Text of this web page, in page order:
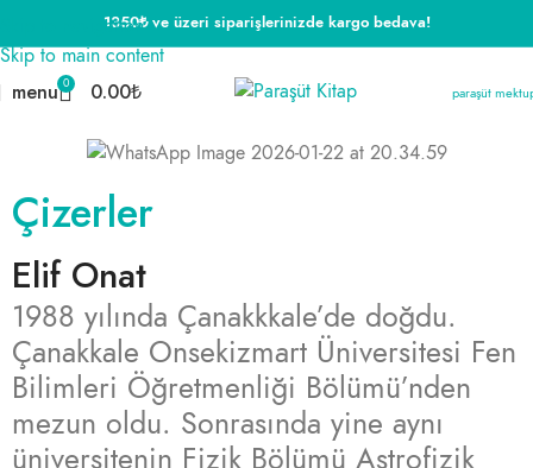
Skip to navigation
Skip to main content
1350₺ ve üzeri siparişlerinizde kargo bedava!
menu 0 0.00₺ paraşüt
Çizerler
Elif Onat
1988 yılında Çanakkkale’de doğdu.
Çanakkale Onsekizmart Üniversitesi Fen
Bilimleri Öğretmenliği Bölümü’nden
mezun oldu. Sonrasında yine aynı
üniversitenin Fizik Bölümü Astrofizik